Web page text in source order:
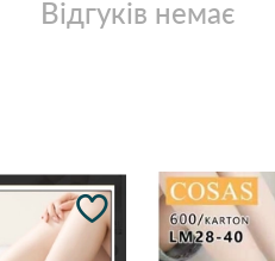
Відгуків немає